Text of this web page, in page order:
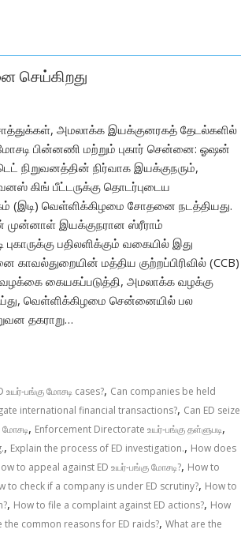
செய்கிறது
அமலாக்க இயக்குனரகத் தேடல்களில்
பின்னணி மற்றும் புகார் சென்னை: ஓஷன்
நிறுவனத்தின் நிர்வாக இயக்குநரும்,
கிங் பீட்டருக்கு தொடர்புடைய
(இடி) வெள்ளிக்கிழமை சோதனை நடத்தியது.
முன்னாள் இயக்குநரான ஸ்ரீராம்
பதிலளிக்கும் வகையில் இது
மத்திய குற்றப்பிரிவில் (CCB)
வழக்கை கையகப்படுத்தி, அமலாக்க வழக்கு
வெள்ளிக்கிழமை சென்னையில் பல
தகராறு…
பங்கு மோசடி cases?, Can companies be held
international financial transactions?, Can ED seize
மோசடி, Enforcement Directorate உயர்-பங்கு தள்ளுபடி,
, Explain the process of ED investigation., How does
to appeal against ED உயர்-பங்கு மோசடி?, How to
to check if a company is under ED scrutiny?, How to
, How to file a complaint against ED actions?, How
the common reasons for ED raids?, What are the